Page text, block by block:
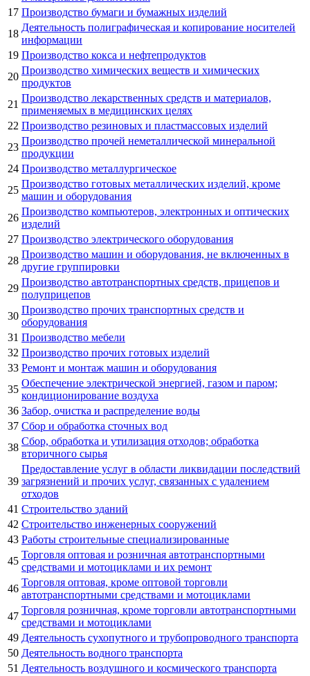
17 Производство бумаги и бумажных изделий
18
Деятельность полиграфическая и копирование носителей
информации
19 Производство кокса и нефтепродуктов
20
Производство химических веществ и химических
продуктов
21
Производство лекарственных средств и материалов,
применяемых в медицинских целях
22 Производство резиновых и пластмассовых изделий
23
Производство прочей неметаллической минеральной
продукции
24 Производство металлургическое
25
Производство готовых металлических изделий, кроме
машин и оборудования
26
Производство компьютеров, электронных и оптических
изделий
27 Производство электрического оборудования
28
Производство машин и оборудования, не включенных в
другие группировки
29
Производство автотранспортных средств, прицепов и
полуприцепов
30
Производство прочих транспортных средств и
оборудования
31 Производство мебели
32 Производство прочих готовых изделий
33 Ремонт и монтаж машин и оборудования
35
Обеспечение электрической энергией, газом и паром;
кондиционирование воздуха
36 Забор, очистка и распределение воды
37 Сбор и обработка сточных вод
38
Сбор, обработка и утилизация отходов; обработка
вторичного сырья
39
Предоставление услуг в области ликвидации последствий
загрязнений и прочих услуг, связанных с удалением
отходов
41 Строительство зданий
42 Строительство инженерных сооружений
43 Работы строительные специализированные
45
Торговля оптовая и розничная автотранспортными
средствами и мотоциклами и их ремонт
46
Торговля оптовая, кроме оптовой торговли
автотранспортными средствами и мотоциклами
47
Торговля розничная, кроме торговли автотранспортными
средствами и мотоциклами
49 Деятельность сухопутного и трубопроводного транспорта
50 Деятельность водного транспорта
51 Деятельность воздушного и космического транспорта